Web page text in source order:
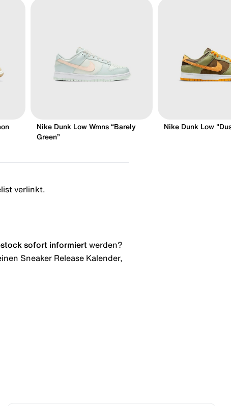
Nike Dunk Low Wmns “Barely
Green”
Nike Dunk Low
verlinkt.
sofort informiert werden?
Sneaker Release Kalender,